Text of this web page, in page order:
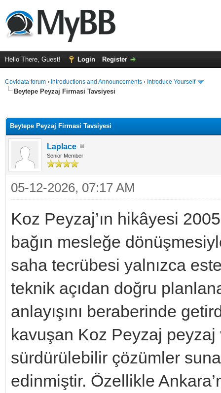
Hello There, Guest! Login Register
Covidata forum › Introductions and Announcements › Introduce Yourself
Beytepe Peyzaj Firmasi Tavsiyesi
Beytepe Peyzaj Firmasi Tavsiyesi
Laplace
Senior Member
05-12-2026, 07:17 AM
Koz Peyzaj’ın hikâyesi
bağın mesleğe
saha tecrübesi yalnızca
teknik açıdan doğru
anlayışını beraberinde
kavuşan Koz Peyzaj
sürdürülebilir çözümler
edinmiştir. Özellikle